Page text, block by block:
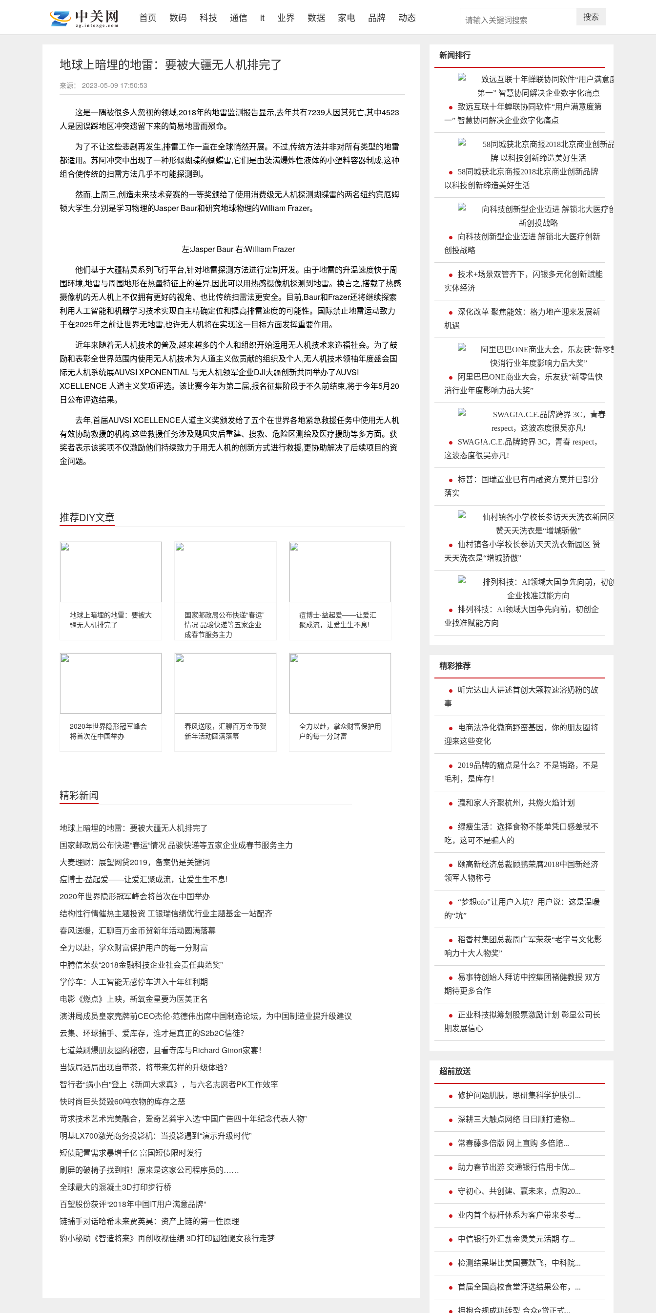
搜索
首页 (current)
数码 科技 通信 it 业界 数据 家电 品牌 动态
地球上暗埋的地雷：要被大疆无人机排完了
来源： 2023-05-09 17:50:53
这是一隅被很多人忽视的领域,2018年的地雷监测报告显示,去年共有7239人因其死亡,其中4523
人是因误踩地区冲突遗留下来的简易地雷而殒命。
为了不让这些悲剧再发生,排雷工作一直在全球悄然开展。不过,传统方法并非对所有类型的地雷
都适用。苏阿冲突中出现了一种形似蝴蝶的蝴蝶雷,它们是由装满爆炸性液体的小塑料容器制成,这种
组合使传统的扫雷方法几乎不可能探测到。
然而,上周三,创造未来技术竞赛的一等奖颁给了使用消费级无人机探测蝴蝶雷的两名纽约宾厄姆
顿大学生,分别是学习物理的Jasper Baur和研究地球物理的William Frazer。
左:Jasper Baur 右:William Frazer
他们基于大疆精灵系列飞行平台,针对地雷探测方法进行定制开发。由于地雷的升温速度快于周
围环境,地雷与周围地形在热量特征上的差异,因此可以用热感摄像机探测到地雷。换言之,搭载了热感
摄像机的无人机上不仅拥有更好的视角、也比传统扫雷法更安全。目前,Baur和Frazer还将继续探索
利用人工智能和机器学习技术实现自主精确定位和提高排雷速度的可能性。国际禁止地雷运动致力
于在2025年之前让世界无地雷,也许无人机将在实现这一目标方面发挥重要作用。
近年来随着无人机技术的普及,越来越多的个人和组织开始运用无人机技术来造福社会。为了鼓
励和表彰全世界范围内使用无人机技术为人道主义做贡献的组织及个人,无人机技术领袖年度盛会国
际无人机系统展AUVSI XPONENTIAL 与无人机领军企业DJI大疆创新共同举办了AUVSI
XCELLENCE 人道主义奖项评选。该比赛今年为第二届,报名征集阶段于不久前结束,将于今年5月20
日公布评选结果。
去年,首届AUVSI XCELLENCE人道主义奖颁发给了五个在世界各地紧急救援任务中使用无人机
有效协助救援的机构,这些救援任务涉及飓风灾后重建、搜救、危险区测绘及医疗援助等多方面。获
奖者表示该奖项不仅激励他们持续致力于用无人机的创新方式进行救援,更协助解决了后续项目的资
金问题。
推荐DIY文章
地球上暗埋的地雷：要被大
疆无人机排完了
国家邮政局公布快递“春运”
情况 品骏快递等五家企业
成春节服务主力
痘博士·益起爱——让爱汇
聚成流，让爱生生不息!
2020年世界隐形冠军峰会
将首次在中国举办
春风送暖，汇聊百万金币贺
新年活动圆满落幕
全力以赴，掌众财富保护用
户的每一分财富
精彩新闻
地球上暗埋的地雷：要被大疆无人机排完了
国家邮政局公布快递“春运”情况 品骏快递等五家企业成春节服务主力
大麦理财：展望网贷2019，备案仍是关键词
痘博士·益起爱——让爱汇聚成流，让爱生生不息!
2020年世界隐形冠军峰会将首次在中国举办
结构性行情催热主题投资 工银瑞信绩优行业主题基金一站配齐
春风送暖，汇聊百万金币贺新年活动圆满落幕
全力以赴，掌众财富保护用户的每一分财富
中腾信荣获“2018金融科技企业社会责任典范奖”
掌停车：人工智能无感停车进入十年红利期
电影《燃点》上映，新氧金星要为医美正名
演讲局成员皇家壳牌前CEO杰伦·范德伟出席中国制造论坛，为中国制造业提升级建议
云集、环球捕手、爱库存，谁才是真正的S2b2C信徒？
七道菜刷爆朋友圈的秘密，且看寺库与Richard Ginori家宴！
当饭局酒局出现自带茶，将带来怎样的升级体验？
智行者“蜗小白”登上《新闻大求真》，与六名志愿者PK工作效率
快时尚巨头焚毁60吨衣物的库存之恶
苛求技术艺术完美融合，爱奇艺龚宇入选“中国广告四十年纪念代表人物”
明基LX700激光商务投影机：当投影遇到“演示升级时代”
短债配置需求暴增千亿 富国短债限时发行
刷屏的破椅子找到啦！原来是这家公司程序员的……
全球最大的混凝土3D打印步行桥
百望股份获评“2018年中国IT用户满意品牌”
链捕手对话哈希未来贾英昊：资产上链的第一性原理
豹小秘助《智造将来》再创收视佳绩 3D打印圆独腿女孩行走梦
新闻排行
致远互联十年蝉联协同软件“用户满意度第
一” 智慧协同解决企业数字化痛点
58同城获北京商报2018北京商业创新品牌
以科技创新缔造美好生活
向科技创新型企业迈进 解锁北大医疗创新
创投战略
技术+场景双管齐下，闪银多元化创新赋能
实体经济
深化改革 聚焦能效：格力地产迎来发展新
机遇
阿里巴巴ONE商业大会，乐友获“新零售快
消行业年度影响力品大奖”
SWAG!A.C.E.品牌跨界 3C，青春 respect，
这波态度很吴亦凡!
标普：国瑞置业已有再融资方案并已部分
落实
仙村镇各小学校长参访天天洗衣新园区 赞
天天洗衣是“增城骄傲”
排列科技：AI领域大国争先向前，初创企
业找准赋能方向
精彩推荐
听完达山人讲述首创大颗粒速溶奶粉的故
事
电商法净化微商野蛮基因，你的朋友圈将
迎来这些变化
2019品牌的痛点是什么？不是销路，不是
毛利，是库存！
瀛和家人齐聚杭州，共燃火焰计划
绿瘦生活：选择食物不能单凭口感差就不
吃，这可不是骗人的
颐高新经济总裁顾鹏荣膺2018中国新经济
领军人物称号
“梦想ofo”让用户入坑？用户说：这是温暖
的“坑”
稻香村集团总裁周广军荣获“老字号文化影
响力十大人物奖”
易事特创始人拜访中控集团褚健教授 双方
期待更多合作
正业科技拟筹划股票激励计划 彰显公司长
期发展信心
超前放送
修护问题肌肤，思研集科学护肤引...
深耕三大触点网络 日日顺打造物...
常春藤多倍版 网上直购 多倍赔...
助力春节出游 交通银行信用卡优...
守初心、共创建、赢未来，点购20...
业内首个标杆体系为客户带来参考...
中信银行外汇薪金煲美元活期 存...
检测结果堪比美国赛默飞，中科院...
首届全国高校食堂评选结果公布，...
拥抱合规成功转型 合众e贷正式...